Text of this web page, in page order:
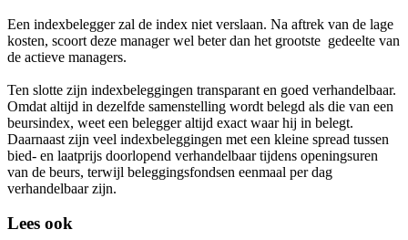
Een indexbelegger zal de index niet verslaan. Na aftrek van de lage
kosten, scoort deze manager wel beter dan het grootste gedeelte van
de actieve managers.
Ten slotte zijn indexbeleggingen transparant en goed verhandelbaar.
Omdat altijd in dezelfde samenstelling wordt belegd als die van een
beursindex, weet een belegger altijd exact waar hij in belegt.
Daarnaast zijn veel indexbeleggingen met een kleine spread tussen
bied- en laatprijs doorlopend verhandelbaar tijdens openingsuren
van de beurs, terwijl beleggingsfondsen eenmaal per dag
verhandelbaar zijn.
Lees ook